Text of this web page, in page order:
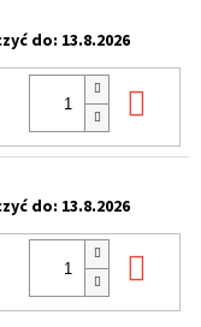
do: 13.8.2026
do: 13.8.2026